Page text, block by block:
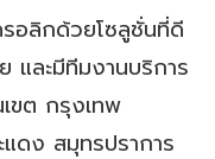
อลิกด้วยโซลูชั่นที่ดี
และมีทีมงานบริการ
ขต กรุงเทพ
ดง สมุทรปราการ